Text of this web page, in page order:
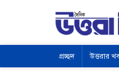
প্রচ্ছদ উত্তরার